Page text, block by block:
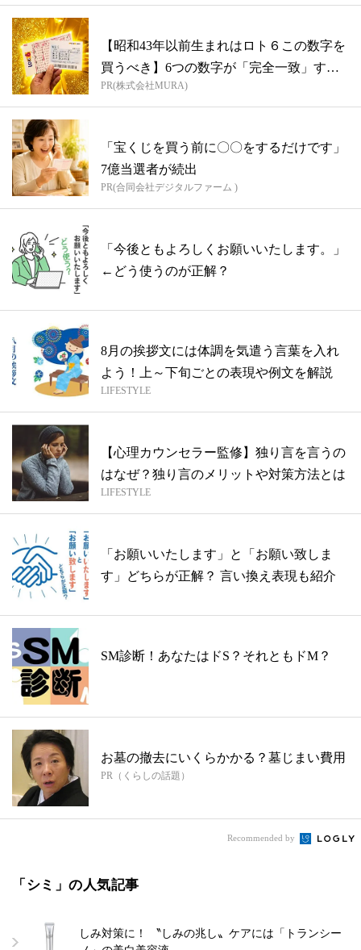
【昭和43年以前生まれはロト６この数字を
買うべき】6つの数字が「完全一致」する
方...
PR(株式会社MURA)
「宝くじを買う前に〇〇をするだけです」
7億当選者が続出
PR(合同会社デジタルファーム )
「今後ともよろしくお願いいたします。」
←どう使うのが正解？
8月の挨拶文には体調を気遣う言葉を入れ
よう！上～下旬ごとの表現や例文を解説
LIFESTYLE
【心理カウンセラー監修】独り言を言うの
はなぜ？独り言のメリットや対策方法とは
LIFESTYLE
「お願いいたします」と「お願い致しま
す」どちらが正解？ 言い換え表現も紹介
SM診断！あなたはドS？それともドM？
お墓の撤去にいくらかかる？墓じまい費用
PR（くらしの話題）
Recommended by
「シミ」の人気記事
しみ対策に！ 〝しみの兆し〟ケアには「トランシー